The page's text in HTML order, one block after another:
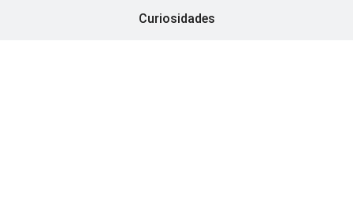
Curiosidades